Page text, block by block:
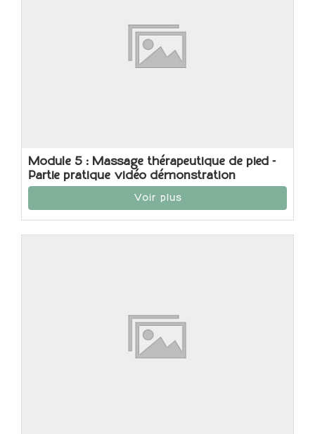
Module 5 : Massage thérapeutique de pied -
Partie pratique vidéo démonstration
Voir plus